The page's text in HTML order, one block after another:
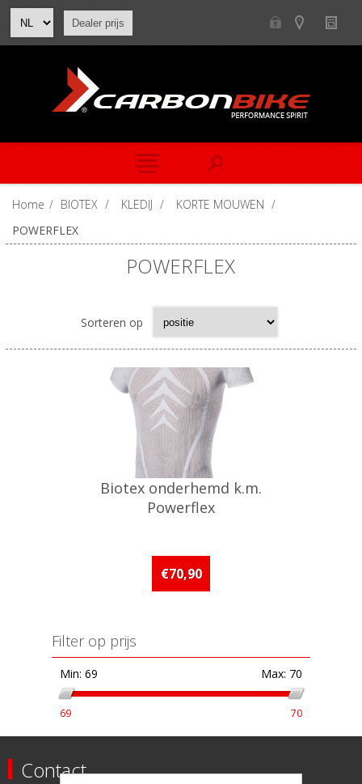
Dealer prijs
Home / BIOTEX / KLEDIJ / KORTE MOUWEN /
POWERFLEX
POWERFLEX
Sorteren op
Biotex onderhemd k.m.
Powerflex
€70,90
Filter op prijs
Min: 69 Max: 70
69 70
Contact